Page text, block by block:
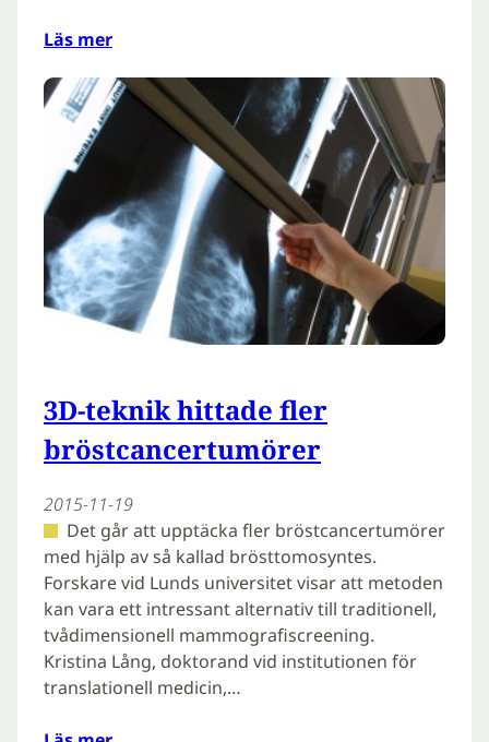
Läs mer
3D-teknik hittade fler
bröstcancertumörer
2015-11-19
Det går att upptäcka fler bröstcancertumörer
med hjälp av så kallad brösttomosyntes.
Forskare vid Lunds universitet visar att metoden
kan vara ett intressant alternativ till traditionell,
tvådimensionell mammografiscreening.
Kristina Lång, doktorand vid institutionen för
translationell medicin,…